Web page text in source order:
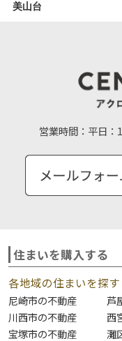
美山台
営業時間： 平日：
住まいを購入する
各地域の住まいを探す
尼崎市の不動産 芦
川西市の不動産
西
宝塚市の不動産
灘